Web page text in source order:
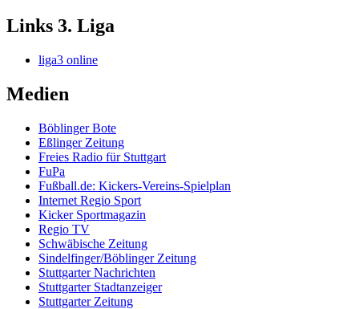
Links 3. Liga
liga3 online
Medien
Böblinger Bote
Eßlinger Zeitung
Freies Radio für Stuttgart
FuPa
Fußball.de: Kickers-Vereins-Spielplan
Internet Regio Sport
Kicker Sportmagazin
Regio TV
Schwäbische Zeitung
Sindelfinger/Böblinger Zeitung
Stuttgarter Nachrichten
Stuttgarter Stadtanzeiger
Stuttgarter Zeitung